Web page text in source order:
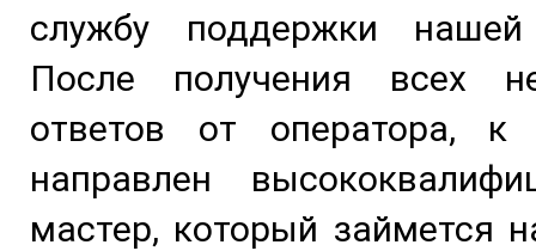
службу поддержки
После получения всех
ответов от оператора,
направлен
мастер, который займется